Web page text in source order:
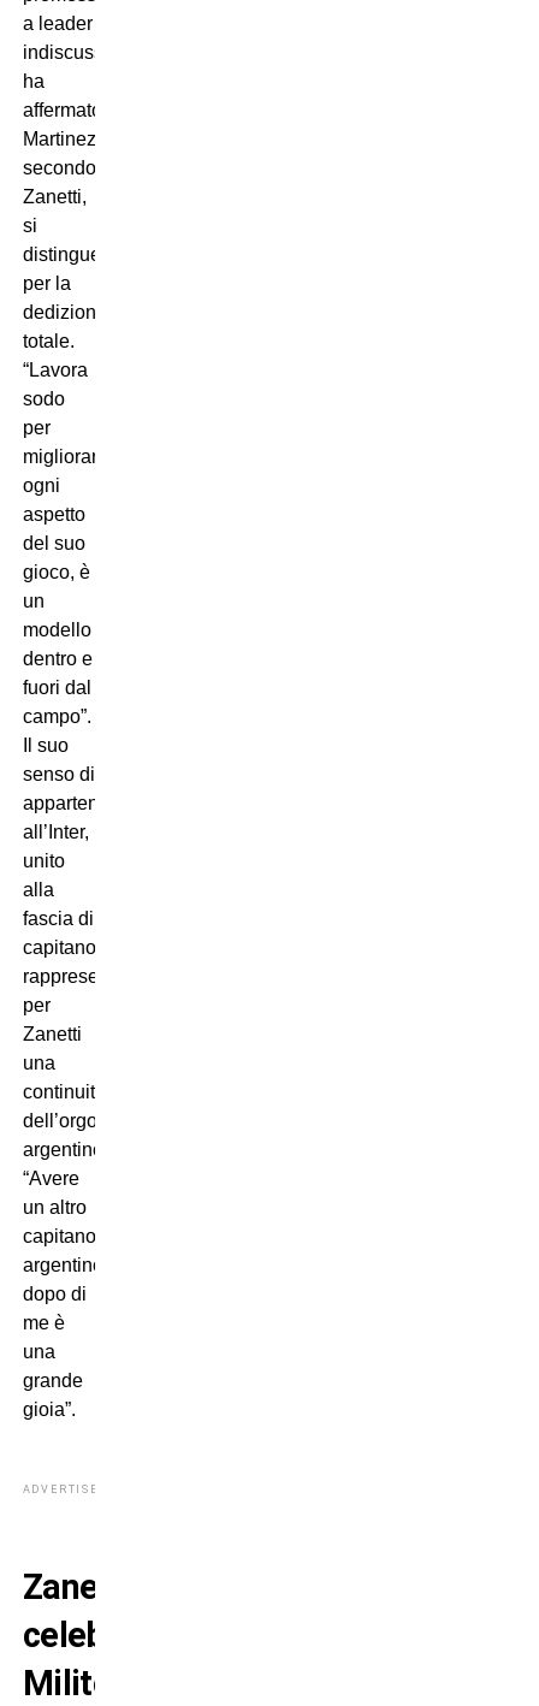
a leader
indiscusso”,
ha
affermato.
Martinez,
secondo
Zanetti,
si
distingue
per la
dedizione
totale.
“Lavora
sodo
per
migliorare
ogni
aspetto
del suo
gioco, è
un
modello
dentro e
fuori dal
campo”.
Il suo
senso di
appartenenza
all’Inter,
unito
alla
fascia di
capitano,
rappresenta
per
Zanetti
una
continuità
dell’orgoglio
argentino:
“Avere
un altro
capitano
argentino
dopo di
me è
una
grande
gioia”.
ADVERTISEMENT
Zanetti
celebra
Milito